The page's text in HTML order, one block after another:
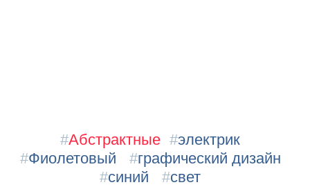
#Абстрактные #электрик
#Фиолетовый #графический дизайн
#синий #свет